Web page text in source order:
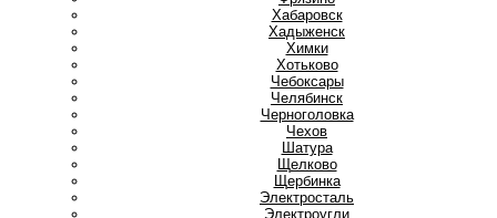
Хабаровск
Хадыженск
Химки
Хотьково
Чебоксары
Челябинск
Черноголовка
Чехов
Шатура
Щелково
Щербинка
Электросталь
Электроугли